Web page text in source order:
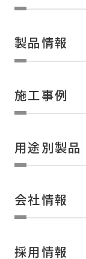
製品情報
施工事例
用途別製品
会社情報
採用情報